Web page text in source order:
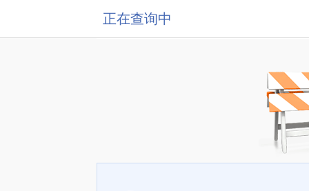
正在查询中